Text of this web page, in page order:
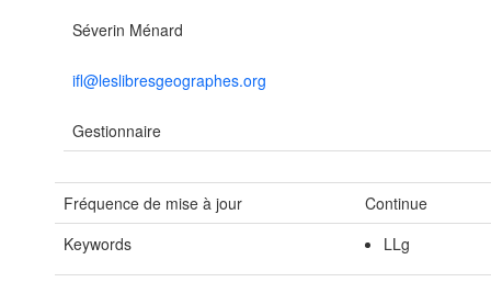
Séverin Ménard
ifl@leslibresgeographes.org
Gestionnaire
Fréquence de mise à jour
Continue
Keywords
LLg